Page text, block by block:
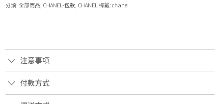
分類:全部商品 CHANEL-包款 CHANEL 標籤:chanel
注意事項
付款方式